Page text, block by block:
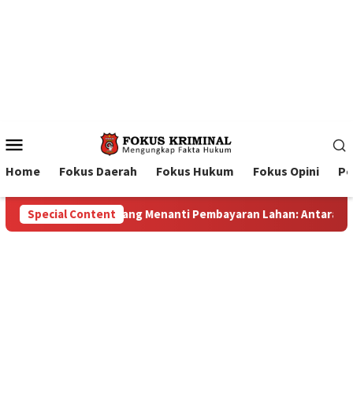
Menu
Home Fokus Daerah Fokus Hukum Fokus Opini
Special Content
Antara Dugaan Konspirasi dan Bayang-Bayang “Makelar